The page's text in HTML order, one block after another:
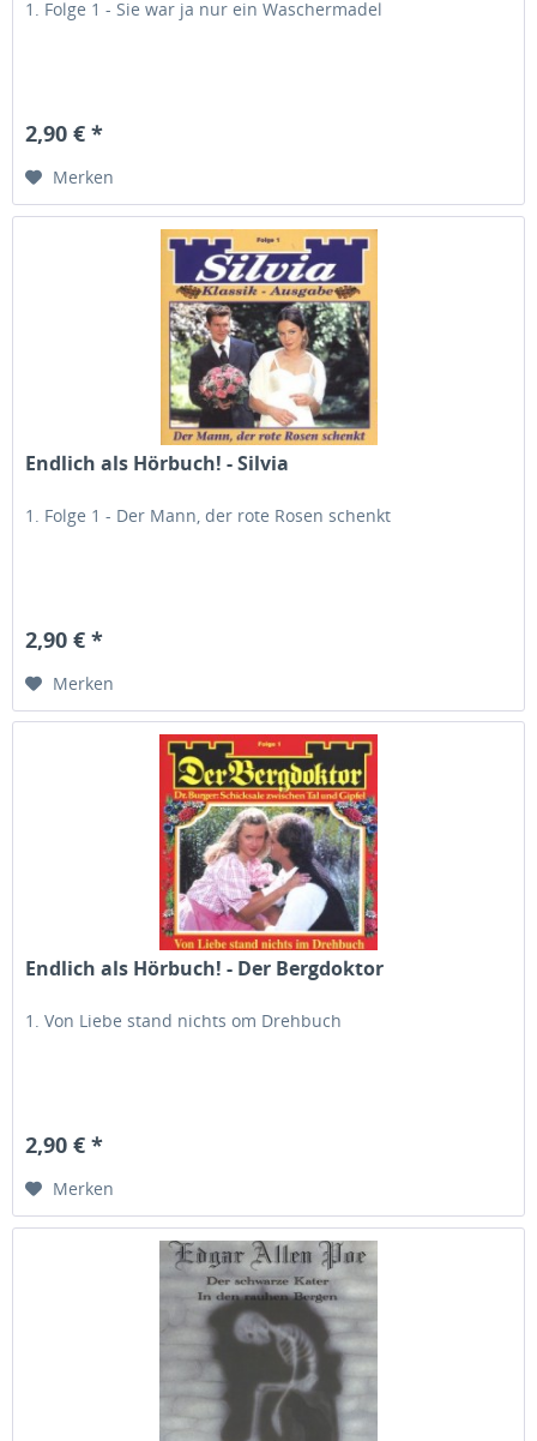
1. Folge 1 - Sie war ja nur ein Waschermadel
2,90 € *
Merken
Endlich als Hörbuch! - Silvia
1. Folge 1 - Der Mann, der rote Rosen schenkt
2,90 € *
Merken
Endlich als Hörbuch! - Der Bergdoktor
1. Von Liebe stand nichts om Drehbuch
2,90 € *
Merken